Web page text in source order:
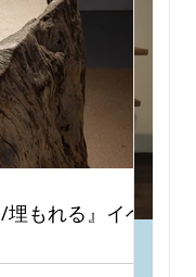
埋もれる』イベ